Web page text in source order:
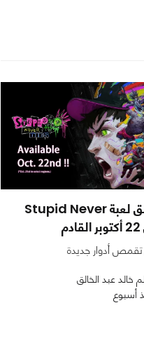
سيجا تُطلق لعبة Stupid Never
أدوار جديدة
خالد عبد الخالق
أسبوع